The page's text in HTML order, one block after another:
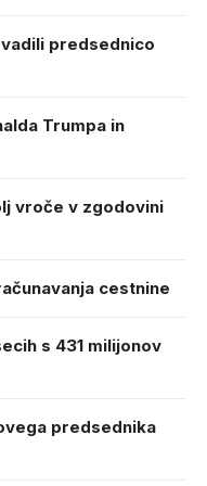
predsednico
Trumpa in
vroče v zgodovini
cestnine
s 431 milijonov
predsednika